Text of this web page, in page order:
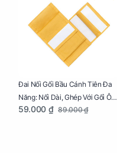
Đai Nối Gối Bầu Cánh Tiên Đa
Năng: Nối Dài, Ghép Với Gối Ôm
Dễ Dàng
59.000 ₫ 89.000 ₫